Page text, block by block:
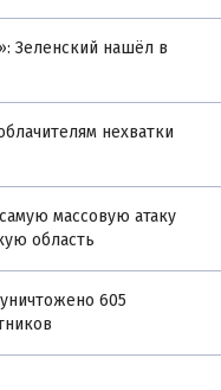
Зеленский нашёл в
нехватки
массовую атаку
область
605